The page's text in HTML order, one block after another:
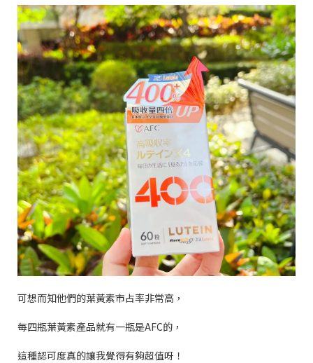
可想而知他們的葉黃素市占率非常高，
每四瓶葉黃素產品就有一瓶是AFC的，
這種認可度真的讓我覺得有夠超值呀！